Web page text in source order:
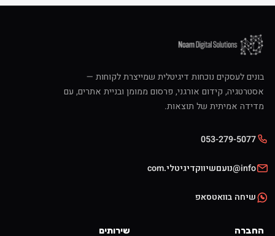
בונים לעסקים נוכחות דיגיטלית שמייצרת לקוחות —
אסטרטגיה, קידום אורגני, פרסום ממומן ובניית אתרים, עם
מדידה אמיתית של תוצאות.
053-279-5077
info@נועםשיווקדיגיטלי.com
שיחה בוואטסאפ
החברה שירותים